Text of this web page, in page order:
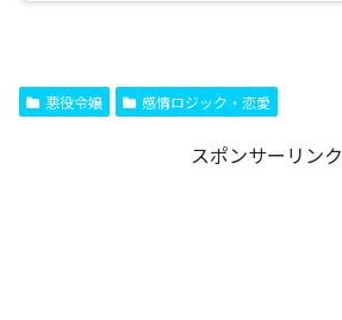
悪役令嬢 感情ロジック・恋愛
スポンサーリンク